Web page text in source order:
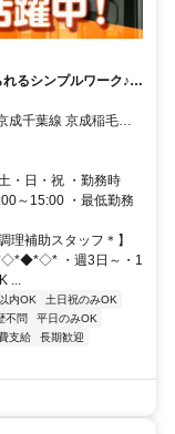
るシンプルワーク♪初
千葉線 京成稲毛徒
・総武各駅停車「稲
10分、千葉都市モノ
・日・祝 ・勤務時
～15:00 ・最低勤務
補助スタッフ＊】
・週3日～・1
...
内OK
土日祝のみOK
不問
平日のみOK
支給
長期歓迎